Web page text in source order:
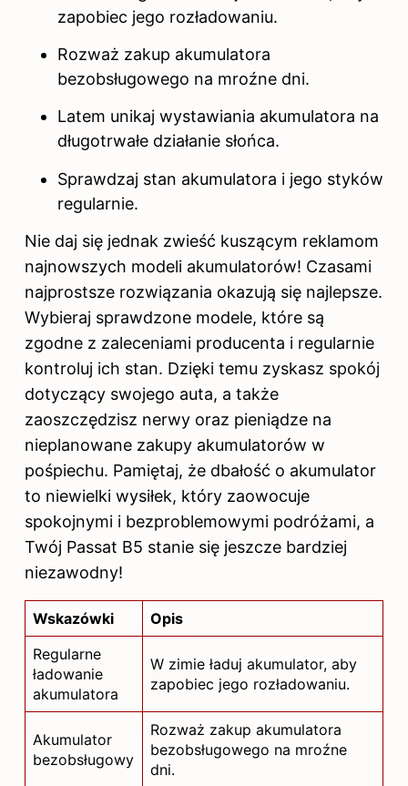
zapobiec jego rozładowaniu.
Rozważ zakup akumulatora
bezobsługowego na mroźne dni.
Latem unikaj wystawiania akumulatora na
długotrwałe działanie słońca.
Sprawdzaj stan akumulatora i jego styków
regularnie.
Nie daj się jednak zwieść kuszącym reklamom
najnowszych modeli akumulatorów! Czasami
najprostsze rozwiązania okazują się najlepsze.
Wybieraj sprawdzone modele, które są
zgodne z zaleceniami producenta i regularnie
kontroluj ich stan. Dzięki temu zyskasz spokój
dotyczący swojego auta, a także
zaoszczędzisz nerwy oraz pieniądze na
nieplanowane zakupy akumulatorów w
pośpiechu. Pamiętaj, że dbałość o akumulator
to niewielki wysiłek, który zaowocuje
spokojnymi i bezproblemowymi podróżami, a
Twój Passat B5 stanie się jeszcze bardziej
niezawodny!
Wskazówki
Opis
Regularne
ładowanie
akumulatora
W zimie ładuj akumulator, aby
zapobiec jego rozładowaniu.
Akumulator
bezobsługowy
Rozważ zakup akumulatora
bezobsługowego na mroźne
dni.